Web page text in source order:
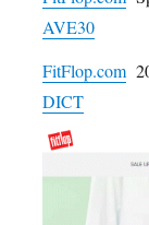
AVE30
FitFlop.com
DICT